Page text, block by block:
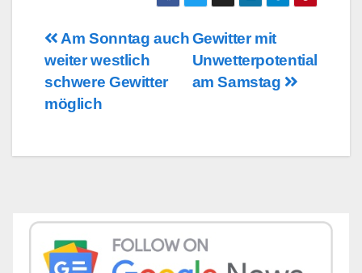
Beitragsnavigation
Gewitter mit
Unwetterpotential
am Samstag
Am Sonntag auch
weiter westlich
schwere Gewitter
möglich